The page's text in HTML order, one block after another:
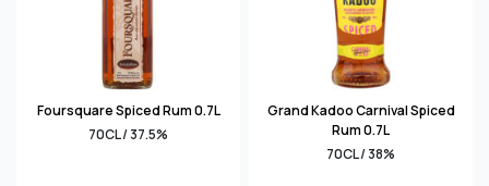
Foursquare Spiced Rum 0.7L
70CL / 37.5%
Grand Kadoo Carnival Spiced
Rum 0.7L
70CL / 38%